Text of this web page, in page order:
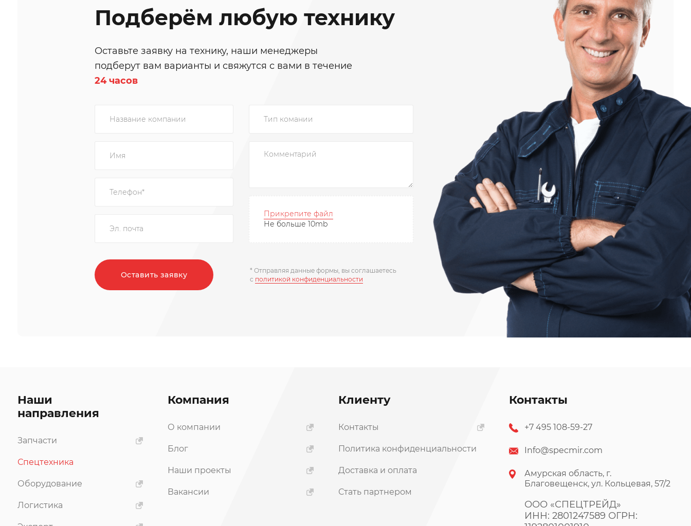
Подберём любую технику
Оставьте заявку на технику, наши менеджеры
подберут вам варианты и свяжутся с вами в течение
24 часов
Прикрепите файл
Не больше 10mb
Оставить заявку
* Отправляя данные формы, вы соглашаетесь
c политикой конфиденциальности
Наши
направления
Запчасти
Спецтехника
Оборудование
Логистика
Компания
О компании
Блог
Наши проекты
Вакансии
Клиенту
Контакты
Политика конфиденциальности
Доставка и оплата
Стать партнером
Контакты
+7 495 108-59-27
Info@specmir.com
Амурская область, г.
Благовещенск, ул. Кольцевая, 57/2
ООО «СПЕЦТРЕЙД»
ИНН: 2801247589 ОГРН: